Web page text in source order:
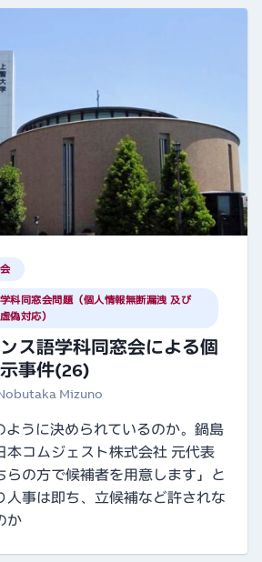
科同窓会問題（個人情報無断漏洩 及び
偽対応）
ス語学科同窓会による個
事件(26)
Mizuno
ように決められているのか。鍋島
本コムジェスト株式会社 元代表
らの方で候補者を用意します」と
人事は即ち、立候補など許されな
か